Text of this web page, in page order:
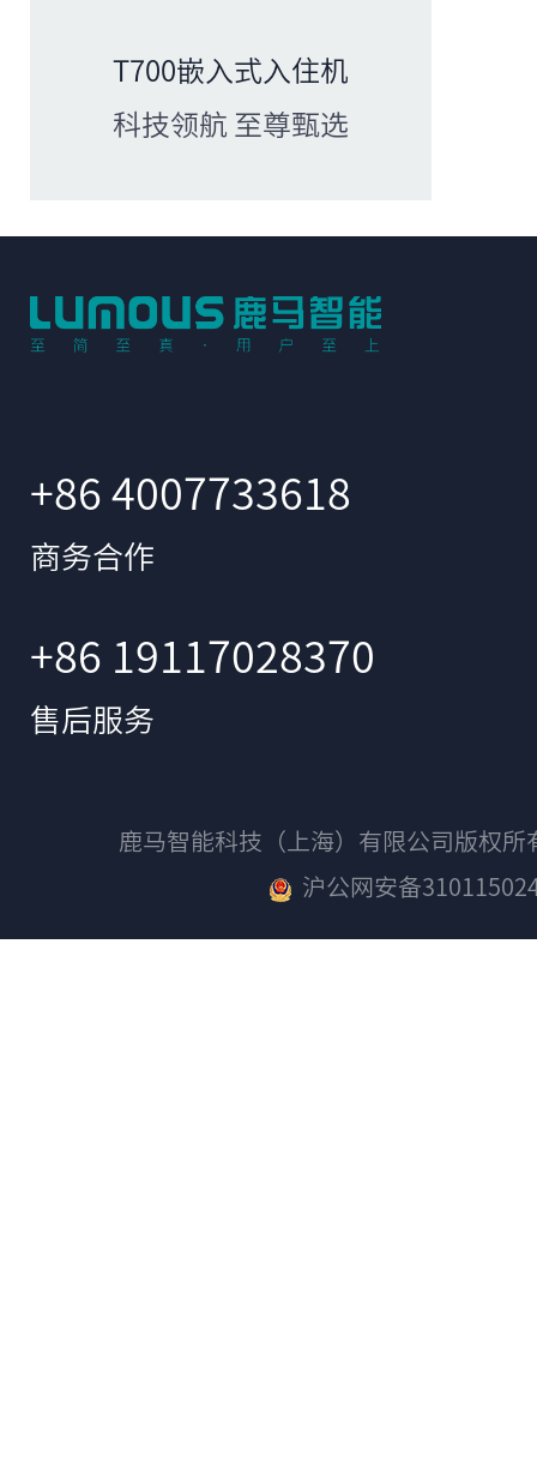
T700嵌入式入住机
科技领航 至尊甄选
+86 4007733618
商务合作
+86 19117028370
售后服务
鹿马智能科技（上海）有限公司版权
沪公网安备